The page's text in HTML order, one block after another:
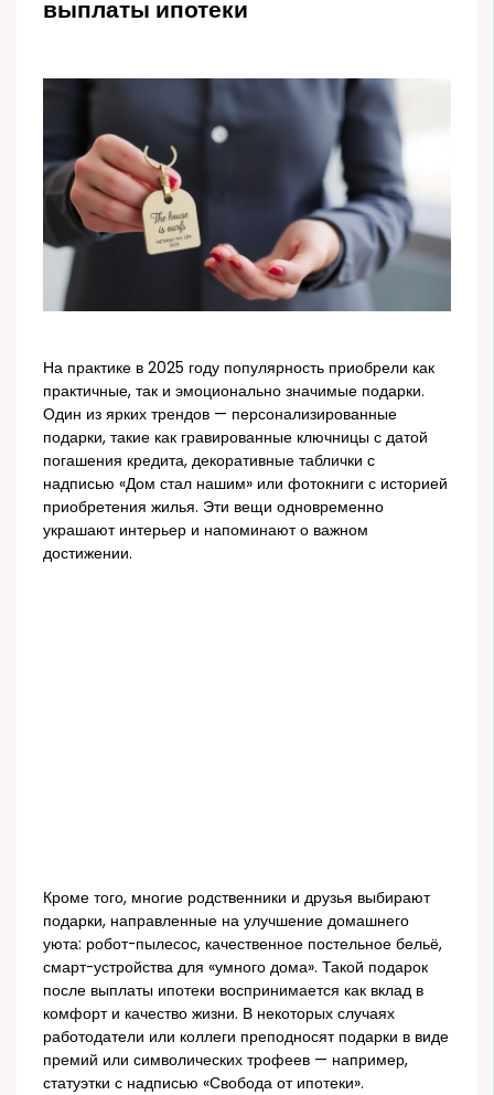
выплаты ипотеки
На практике в 2025 году популярность приобрели как
практичные, так и эмоционально значимые подарки.
Один из ярких трендов — персонализированные
подарки, такие как гравированные ключницы с датой
погашения кредита, декоративные таблички с
надписью «Дом стал нашим» или фотокниги с историей
приобретения жилья. Эти вещи одновременно
украшают интерьер и напоминают о важном
достижении.
Кроме того, многие родственники и друзья выбирают
подарки, направленные на улучшение домашнего
уюта: робот-пылесос, качественное постельное бельё,
смарт-устройства для «умного дома». Такой подарок
после выплаты ипотеки воспринимается как вклад в
комфорт и качество жизни. В некоторых случаях
работодатели или коллеги преподносят подарки в виде
премий или символических трофеев — например,
статуэтки с надписью «Свобода от ипотеки».